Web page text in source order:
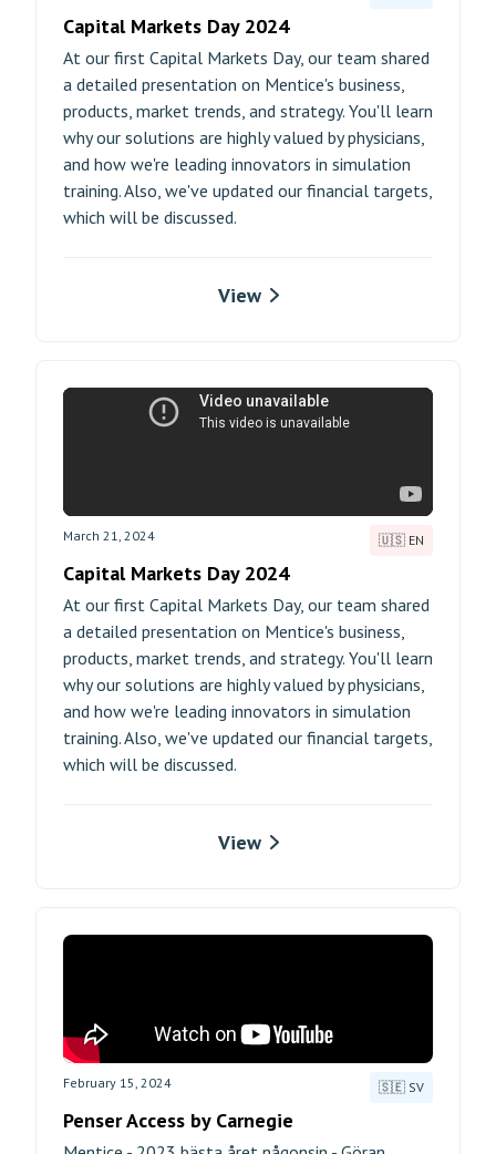
Capital Markets Day 2024
At our first Capital Markets Day, our team shared
a detailed presentation on Mentice's business,
products, market trends, and strategy. You'll learn
why our solutions are highly valued by physicians,
and how we're leading innovators in simulation
training. Also, we've updated our financial targets,
which will be discussed.
View
March 21, 2024 🇺🇸 EN
Capital Markets Day 2024
At our first Capital Markets Day, our team shared
a detailed presentation on Mentice's business,
products, market trends, and strategy. You'll learn
why our solutions are highly valued by physicians,
and how we're leading innovators in simulation
training. Also, we've updated our financial targets,
which will be discussed.
View
February 15, 2024 🇸🇪 SV
Penser Access by Carnegie